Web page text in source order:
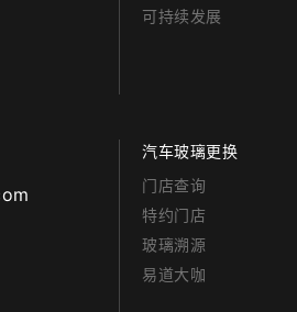
可持续发展
汽车玻璃更换
门店查询
特约门店
玻璃溯源
易道大咖